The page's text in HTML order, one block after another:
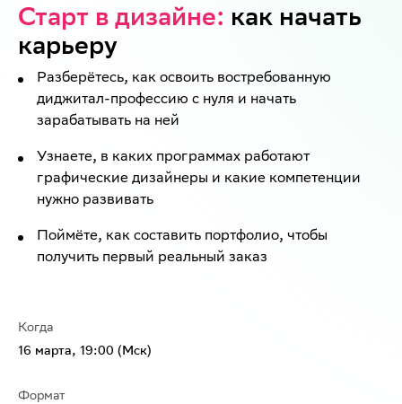
Старт в дизайне: как начать
карьеру
Разберётесь, как освоить востребованную
диджитал-профессию с нуля и начать
зарабатывать на ней
Узнаете, в каких программах работают
графические дизайнеры и какие компетенции
нужно развивать
Поймёте, как составить портфолио, чтобы
получить первый реальный заказ
Когда
16 марта, 19:00 (Мск)
Формат